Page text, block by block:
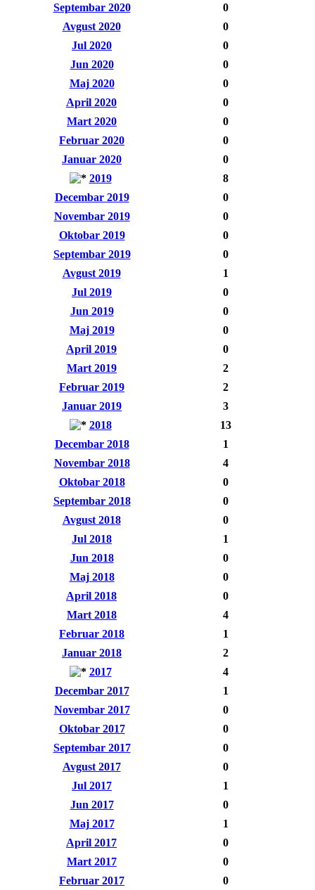
Septembar 2020
0
Avgust 2020
0
Jul 2020
0
Jun 2020
0
Maj 2020
0
April 2020
0
Mart 2020
0
Februar 2020
0
Januar 2020
0
2019
8
Decembar 2019
0
Novembar 2019
0
Oktobar 2019
0
Septembar 2019
0
Avgust 2019
1
Jul 2019
0
Jun 2019
0
Maj 2019
0
April 2019
0
Mart 2019
2
Februar 2019
2
Januar 2019
3
2018
13
Decembar 2018
1
Novembar 2018
4
Oktobar 2018
0
Septembar 2018
0
Avgust 2018
0
Jul 2018
1
Jun 2018
0
Maj 2018
0
April 2018
0
Mart 2018
4
Februar 2018
1
Januar 2018
2
2017
4
Decembar 2017
1
Novembar 2017
0
Oktobar 2017
0
Septembar 2017
0
Avgust 2017
0
Jul 2017
1
Jun 2017
0
Maj 2017
1
April 2017
0
Mart 2017
0
Februar 2017
0